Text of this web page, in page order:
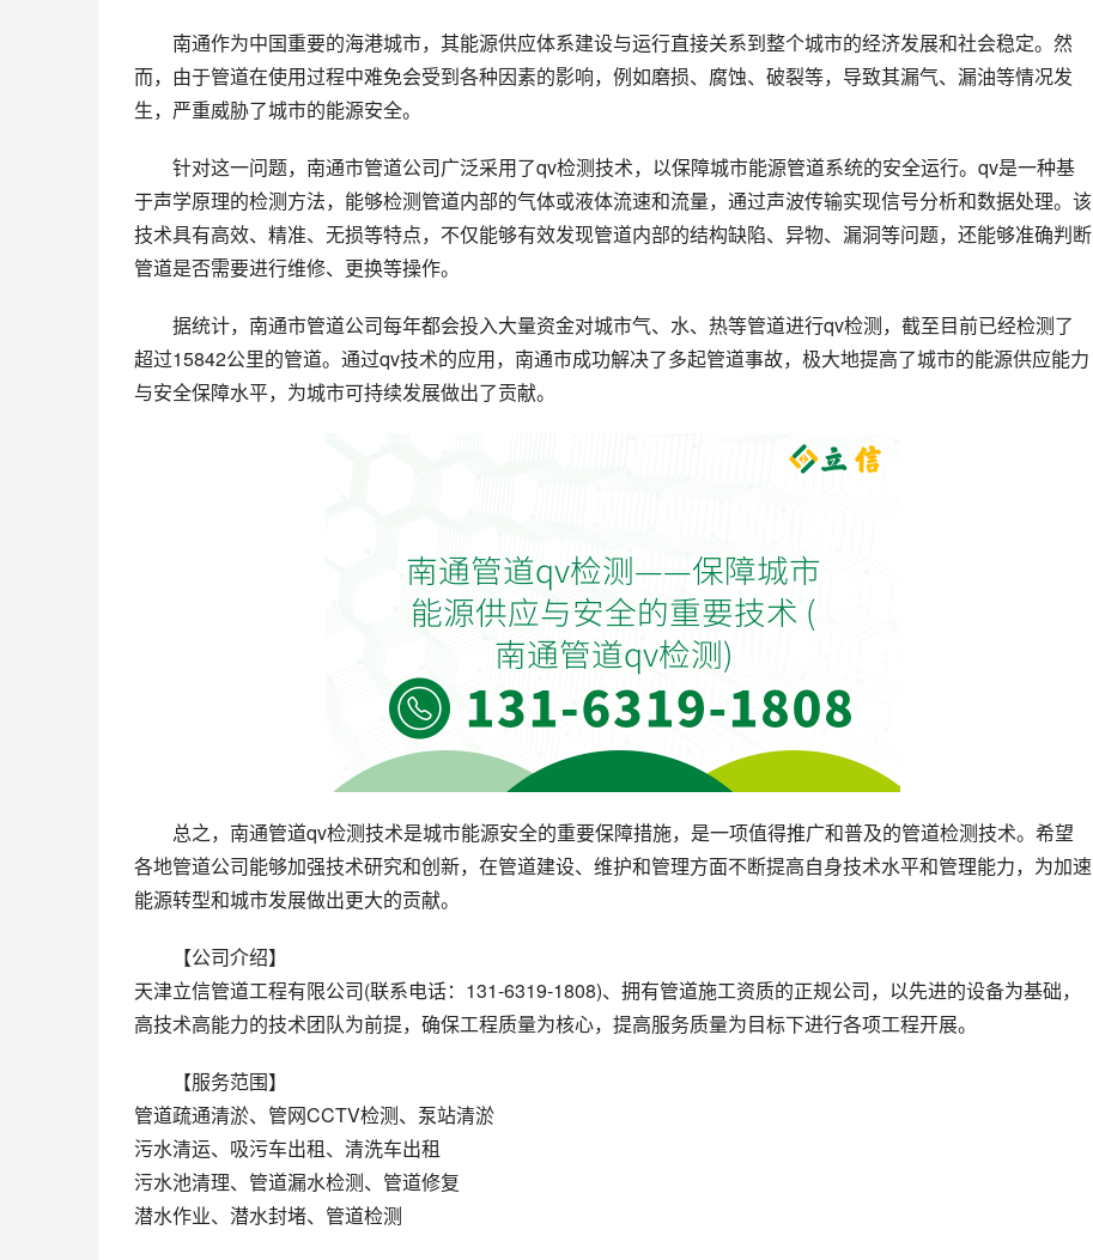
南通作为中国重要的海港城市，其能源供应体系建设与运行直接关系到整个城市的经济发展和社会稳定。然
而，由于管道在使用过程中难免会受到各种因素的影响，例如磨损、腐蚀、破裂等，导致其漏气、漏油等情况发
生，严重威胁了城市的能源安全。
针对这一问题，南通市管道公司广泛采用了qv检测技术，以保障城市能源管道系统的安全运行。qv是一种基
于声学原理的检测方法，能够检测管道内部的气体或液体流速和流量，通过声波传输实现信号分析和数据处理。该
技术具有高效、精准、无损等特点，不仅能够有效发现管道内部的结构缺陷、异物、漏洞等问题，还能够准确判断
管道是否需要进行维修、更换等操作。
据统计，南通市管道公司每年都会投入大量资金对城市气、水、热等管道进行qv检测，截至目前已经检测了
超过15842公里的管道。通过qv技术的应用，南通市成功解决了多起管道事故，极大地提高了城市的能源供应能力
与安全保障水平，为城市可持续发展做出了贡献。
总之，南通管道qv检测技术是城市能源安全的重要保障措施，是一项值得推广和普及的管道检测技术。希望
各地管道公司能够加强技术研究和创新，在管道建设、维护和管理方面不断提高自身技术水平和管理能力，为加速
能源转型和城市发展做出更大的贡献。
【公司介绍】
天津立信管道工程有限公司(联系电话：131-6319-1808)、拥有管道施工资质的正规公司，以先进的设备为基础，
高技术高能力的技术团队为前提，确保工程质量为核心，提高服务质量为目标下进行各项工程开展。
【服务范围】
管道疏通清淤、管网CCTV检测、泵站清淤
污水清运、吸污车出租、清洗车出租
污水池清理、管道漏水检测、管道修复
潜水作业、潜水封堵、管道检测